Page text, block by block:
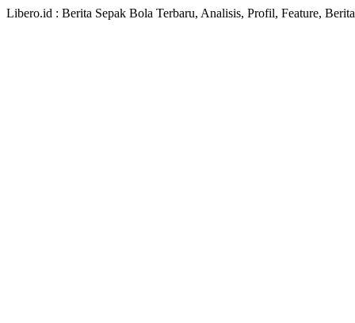
Libero.id : Berita Sepak Bola Terbaru, Analisis, Profil, Feature,